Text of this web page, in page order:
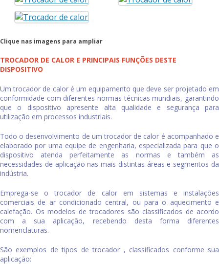
Clique nas imagens para ampliar
TROCADOR DE CALOR E PRINCIPAIS FUNÇÕES DESTE
DISPOSITIVO
Umtrocador de caloré um equipamento que deve ser projetado em
conformidade com diferentes normas técnicas mundiais, garantindo
que o dispositivo apresente alta qualidade e segurança para
utilização em processos industriais.
Todo o desenvolvimento de umtrocador de calor é acompanhado e
elaborado por uma equipe de engenharia, especializada para que o
dispositivo atenda perfeitamente as normas e também as
necessidades de aplicação nas mais distintas áreas e segmentos da
indústria.
Emprega-se otrocador de calorem sistemas e instalações
comerciais de ar condicionado central, ou para o aquecimento e
calefação. Os modelos de trocadores são classificados de acordo
com a sua aplicação, recebendo desta forma diferentes
nomenclaturas.
São exemplos de tipos de trocador , classificados conforme sua
aplicação: